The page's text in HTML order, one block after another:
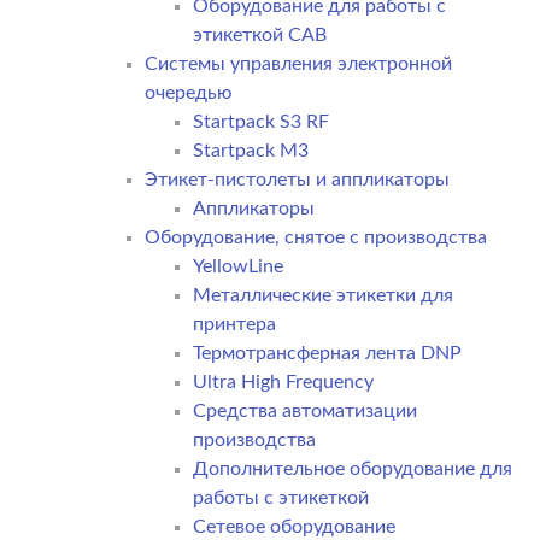
Оборудование для работы с
этикеткой CAB
Системы управления электронной
очередью
Startpack S3 RF
Startpack M3
Этикет-пистолеты и аппликаторы
Аппликаторы
Оборудование, снятое с производства
YellowLine
Металлические этикетки для
принтера
Термотрансферная лента DNP
Ultra High Frequency
Средства автоматизации
производства
Дополнительное оборудование для
работы с этикеткой
Сетевое оборудование